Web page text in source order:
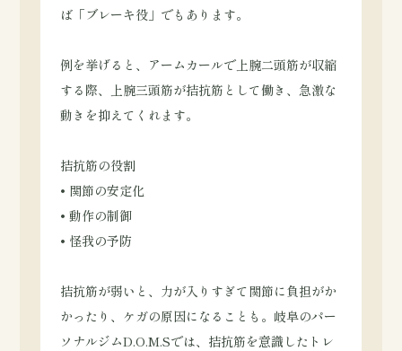
ば「ブレーキ役」でもあります。
例を挙げると、アームカールで上腕二頭筋が収縮
する際、上腕三頭筋が拮抗筋として働き、急激な
動きを抑えてくれます。
拮抗筋の役割
• 関節の安定化
• 動作の制御
• 怪我の予防
拮抗筋が弱いと、力が入りすぎて関節に負担がか
かったり、ケガの原因になることも。岐阜のパー
ソナルジムD.O.M.Sでは、拮抗筋を意識したトレ